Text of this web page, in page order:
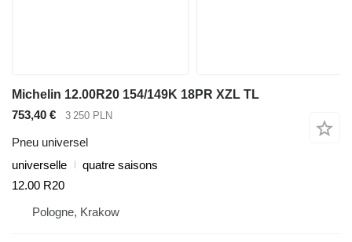
Michelin 12.00R20 154/149K 18PR XZL TL
753,40 €
3 250 PLN
Pneu universel
universelle
quatre saisons
12.00 R20
Pologne, Krakow